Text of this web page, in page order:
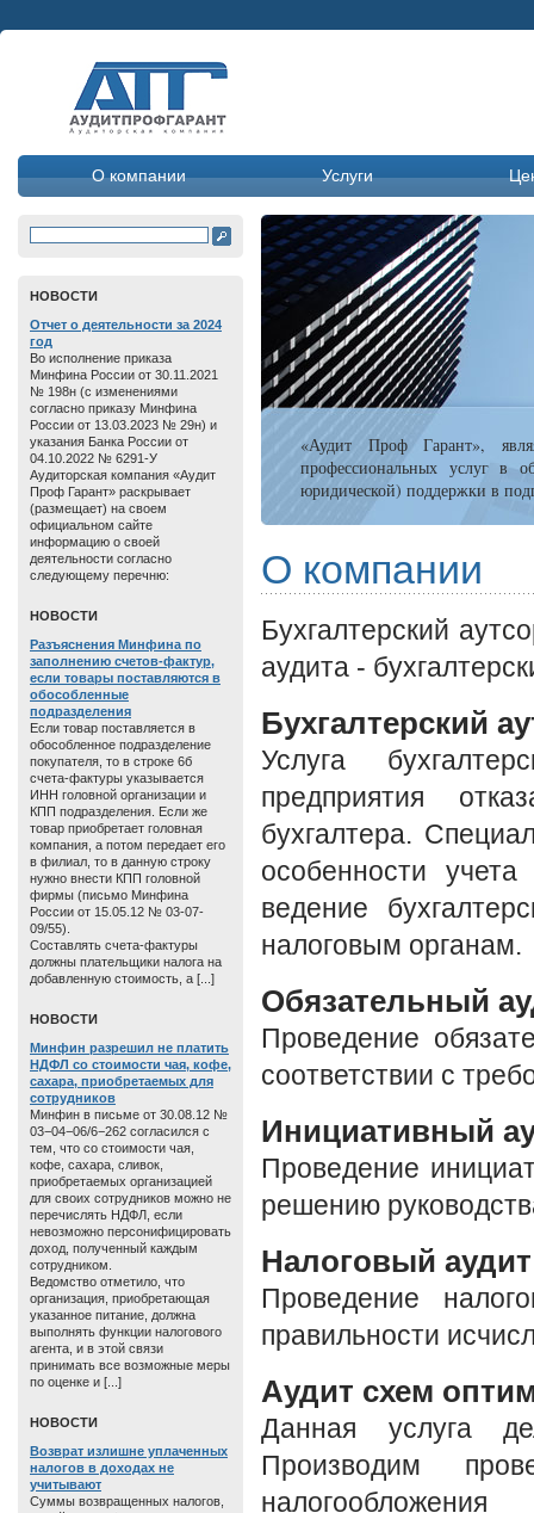
О компании Услуги
«Аудит Проф Гарант»,
профессиональных услуг в
юридической) поддержки в
О компании
Бухгалтерский
аудита -
Бухгалтерский
Услуга
предприятия
бухгалтера.
особенности
ведение
налоговым органам.
Обязательный
Проведение
соответствии с
Инициативный
Проведение
решению
Налоговый аудит
Проведение
правильности
Аудит схем
Данная услуга
Производим
HОВОСТИ
Отчет о дeятельнoсти зa 2024
год
Во исполнение приказа
Минфина России от 30.11.2021
№ 198н (с изменениями
согласно приказу Минфина
России от 13.03.2023 № 29н) и
указания Банка России от
04.10.2022 № 6291-У
Аудиторская компания «Аудит
Проф Гарант» раскрывает
(размещает) на своем
официальном сайте
информацию о своей
деятельности согласно
следующему перечню:
HОВОСТИ
Разъяснения Минфина по
заполнению счетов-фактур,
если товары поставляются в
обособленные
подразделения
Если товар поставляется в
обособленное подразделение
покупателя, то в строке 6б
счета-фактуры указывается
ИНН головной организации и
КПП подразделения. Если же
товар приобретает головная
компания, а потом передает его
в филиал, то в данную строку
нужно внести КПП головной
фирмы (письмо Минфина
России от 15.05.12 № 03-07-
09/55).
Составлять счета-фактуры
должны плательщики налога на
добавленную стоимость, а [...]
HОВОСТИ
Минфин разрешил не платить
НДФЛ со стоимости чая, кофе,
сахара, приобретаемых для
сотрудников
Минфин в письме от 30.08.12 №
03−04−06/6−262 согласился с
тем, что со стоимости чая,
кофе, сахара, сливок,
приобретаемых организацией
для своих сотрудников можно не
перечислять НДФЛ, если
невозможно персонифицировать
доход, полученный каждым
сотрудником.
Ведомство отметило, что
организация, приобретающая
указанное питание, должна
выполнять функции налогового
агента, и в этой связи
принимать все возможные меры
по оценке и [...]
HОВОСТИ
Возврат излишне уплаченных
налогов в доходах не
учитывают
Суммы возвращенных налогов,